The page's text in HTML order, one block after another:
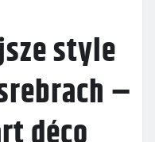
style
–